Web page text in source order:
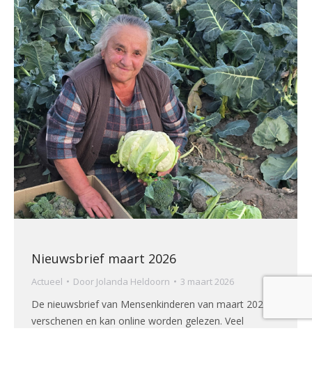
Nieuwsbrief maart 2026
Actueel Door Jolanda Heldoorn 3 maart 2026
De nieuwsbrief van Mensenkinderen van maart 2026 is
verschenen en kan online worden gelezen. Veel